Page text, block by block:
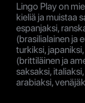
Lingo Play on
kieliä ja muistaa
espanjaksi,
(brasilialainen ja
turkiksi,
(brittiläinen ja
saksaksi,
arabiaksi,